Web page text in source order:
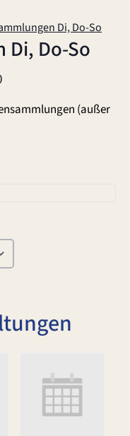
Di, Do-So
Do-So
(außer